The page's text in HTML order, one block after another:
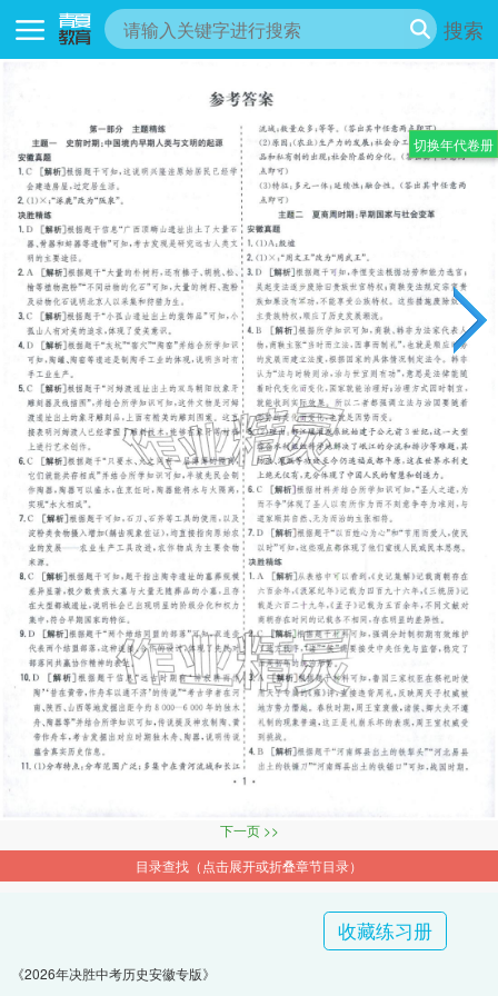
搜索
下一页 >>
目录查找（点击展开或折叠章节目录）
收藏练习册
《2026年决胜中考历史安徽专版》
切换年代卷册